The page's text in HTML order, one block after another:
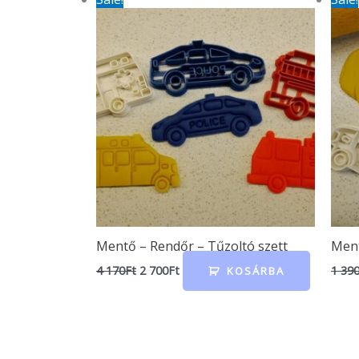
Mentő – Rendőr – Tűzoltó szett
4 170Ft
price
was:
170Ft.
2 700Ft
price
700Ft.
KOSÁRBA 1 390